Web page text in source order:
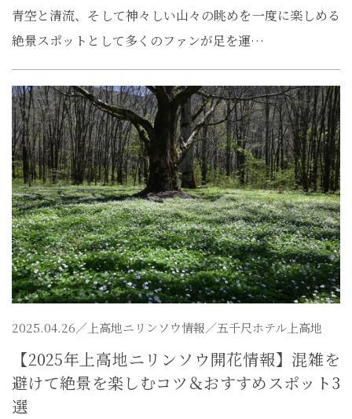
青空と清流、そして神々しい山々の眺めを一度に楽しめる
絶景スポットとして多くのファンが足を運…
2025.04.26／ 上高地ニリンソウ情報／五千尺ホテル上高地
【2025年上高地ニリンソウ開花情報】混雑を
避けて絶景を楽しむコツ＆おすすめスポット3
選